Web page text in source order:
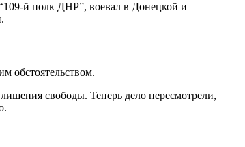
й полк ДНР”, воевал в Донецкой и
обстоятельством.
свободы. Теперь дело пересмотрели,